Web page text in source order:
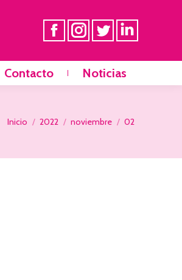
Contacto Noticias
Estás aquí:
Inicio 2022 noviembre 02